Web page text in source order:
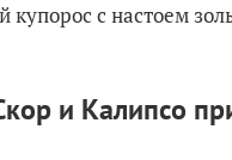
с настоем
и Калипсо